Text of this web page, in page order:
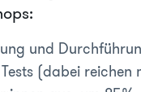
und
(dabei reichen